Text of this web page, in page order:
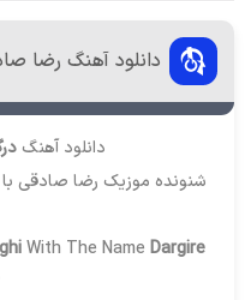
دانلود آهنگ رضا
دانلود آهنگ
شنونده موزیک رضا صادقی با
With The Name Dargire